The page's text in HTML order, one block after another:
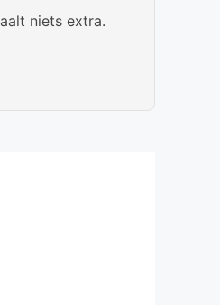
niets extra.